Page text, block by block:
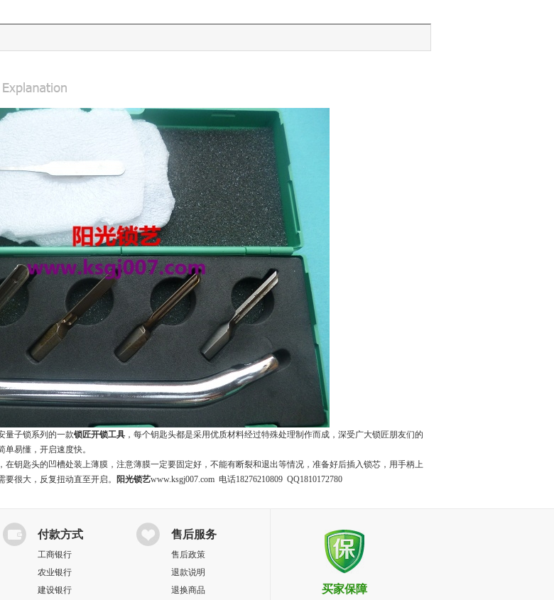
量子锁系列的一款锁匠开锁工具 ，每个钥匙头都是采用优质材料经过特殊处理制作而成，深受广大锁匠朋友们的
易懂，开启速度快。
在钥匙头的凹槽处装上薄膜，注意薄膜一定要固定好，不能有断裂和退出等情况，准备好后插入锁芯，用手柄上
很大，反复扭动直至开启。
阳光锁艺www.ksgj007.com 电话18276210809 QQ1810172780
付款方式
工商银行
农业银行
建设银行
售后服务
售后政策
退款说明
退换商品
买家保障